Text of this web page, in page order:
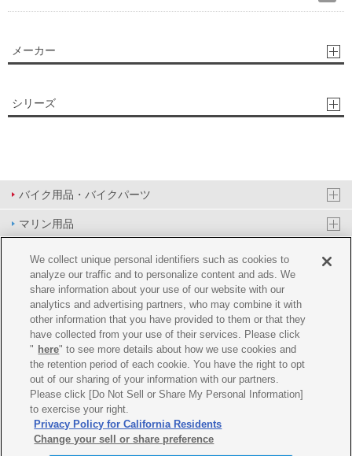
メーカー
シリーズ
バイク用品・バイクパーツ
マリン用品
PAS/YPJ用品
その他用品
イベント&エンターテイメント
オンラインショップ
企業情報
ご利用規約 推薦環境 プライバシーポリシー Cookie ポリシー
We collect unique personal identifiers such as cookies to
analyze our traffic and to personalize content and ads. We
share information about your use of our website with our
analytics and advertising partners, who may combine it with
other information that you have provided to them or that they
have collected from your use of their services. Please click
" here" to see more details about how we use cookies and
the retention period of each cookie. You have the right to opt
out of our sharing of your information with our partners.
Please click [Do Not Sell or Share My Personal Information]
to exercise your right.
Privacy Policy for California Residents
Change your sell or share preference